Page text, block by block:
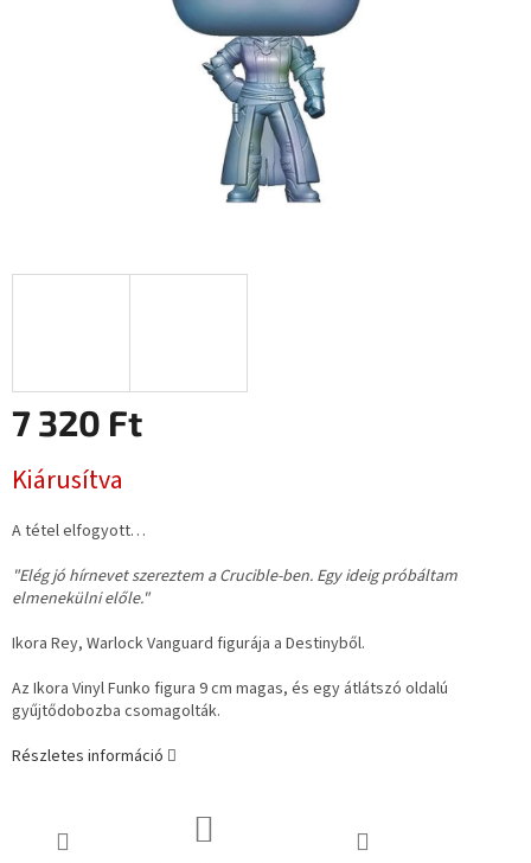
7 320 Ft
Kiárusítva
A tétel elfogyott…
"Elég jó hírnevet szereztem a Crucible-ben. Egy ideig próbáltam
elmenekülni előle."
Ikora Rey, Warlock Vanguard figurája a Destinyből.
Az Ikora Vinyl Funko figura 9 cm magas, és egy átlátszó oldalú
gyűjtődobozba csomagolták.
Részletes információ